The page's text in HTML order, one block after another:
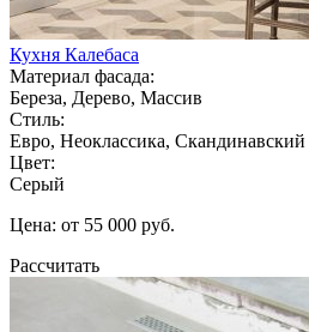
Кухня Калебаса
Материал фасада:
Береза, Дерево, Массив
Стиль:
Евро, Неоклассика, Скандинавский
Цвет:
Серый
Цена: от 55 000 руб.
Рассчитать